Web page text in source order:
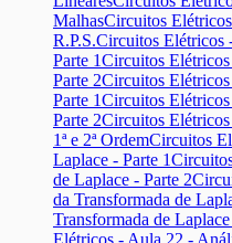
MalhasCircuitos
R.P.S.Circuitos Elétricos
Parte 1Circuitos
Parte 2Circuitos
Parte 1Circuitos
Parte 2Circuitos
1ª e 2ª OrdemCircuitos
Laplace - Parte 1
de Laplace - Parte 2
da Transformada de
Transformada de
Elétricos - Aula 22 -